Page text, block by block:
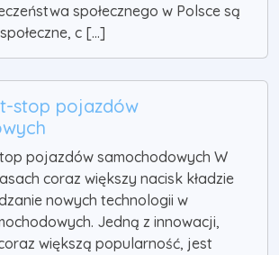
społecznego w Polsce są
c [...]
stop pojazdów
pojazdów samochodowych W
coraz większy nacisk kładzie
nowych technologii w
Jedną z innowacji,
większą popularność, jest